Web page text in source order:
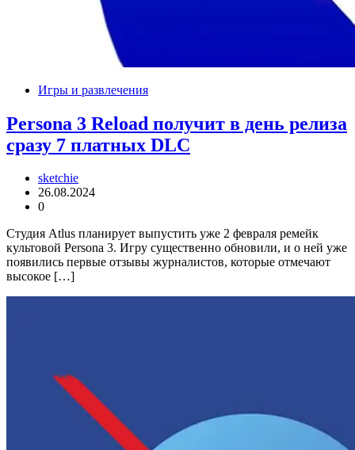
Игры и развлечения
Persona 3 Reload получит в день релиза
сразу 7 платных DLC
sketchie
26.08.2024
0
Студия Atlus планирует выпустить уже 2 февраля ремейк
культовой Persona 3. Игру существенно обновили, и о ней уже
появились первые отзывы журналистов, которые отмечают
высокое […]